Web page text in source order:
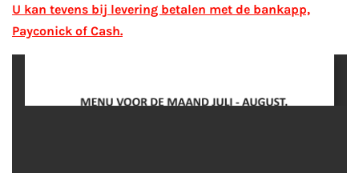
U kan tevens bij levering betalen met de bankapp,
Payconick of Cash.